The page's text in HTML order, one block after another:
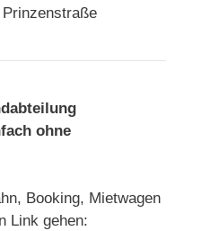
ohne
Booking, Mietwagen
Link gehen: